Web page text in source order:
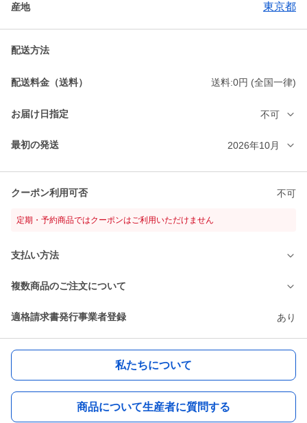
産地 東京都
配送方法
配送料金（送料） 送料:0円 (全国一律)
お届け日指定 不可
最初の発送 2026年10月
クーポン利用可否 不可
定期・予約商品ではクーポンはご利用いただけません
支払い方法
複数商品のご注文について
適格請求書発行事業者登録 あり
私たちについて
商品について生産者に質問する